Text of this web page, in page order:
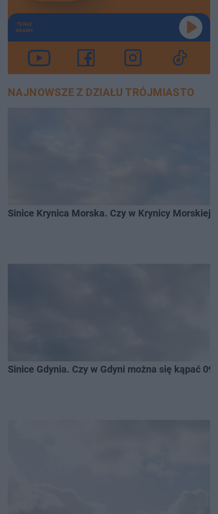
TERAZ
GRAMY
NAJNOWSZE Z DZIAŁU TRÓJMIASTO
Sinice Krynica Morska. Czy w Krynicy Morskiej
Sinice Gdynia. Czy w Gdyni można się kąpać